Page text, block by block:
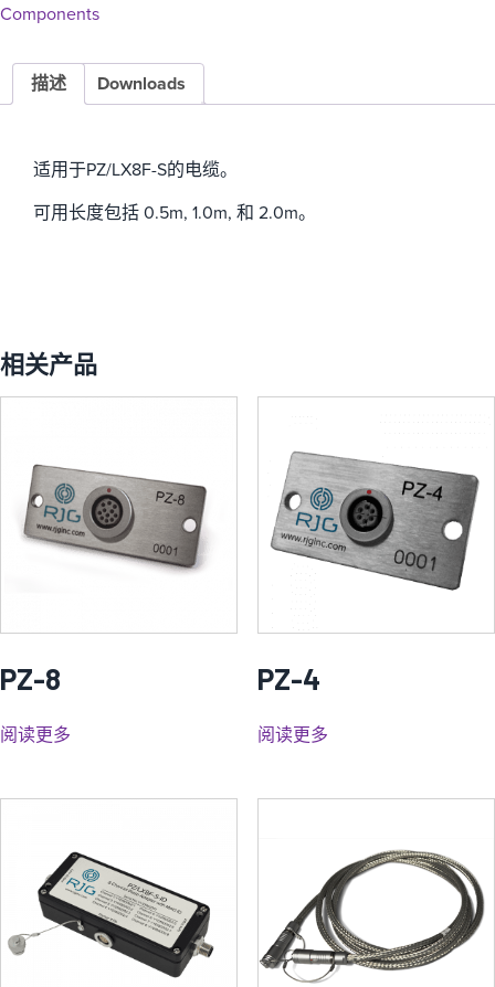
Components
描述 Downloads
适用于PZ/LX8F-S的电缆。
可用长度包括 0.5m, 1.0m, 和 2.0m。
相关产品
PZ-8
阅读更多
PZ-4
阅读更多